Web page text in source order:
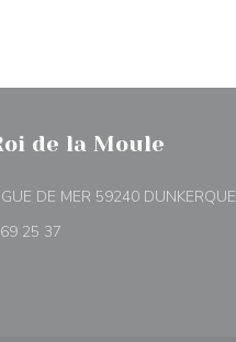
de la Moule
DE MER 59240 DUNKERQUE
25 37